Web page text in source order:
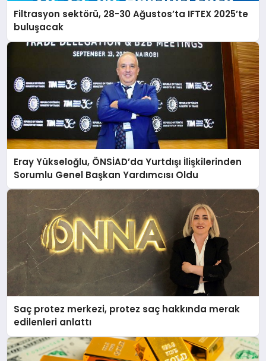
Filtrasyon sektörü, 28-30 Ağustos’ta IFTEX 2025’te
buluşacak
Eray Yükseloğlu, ÖNSİAD’da Yurtdışı İlişkilerinden
Sorumlu Genel Başkan Yardımcısı Oldu
Saç protez merkezi, protez saç hakkında merak
edilenleri anlattı